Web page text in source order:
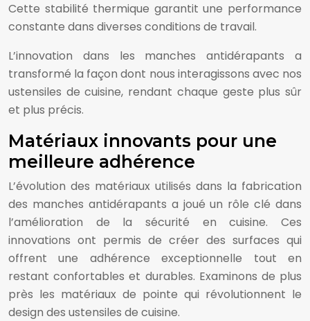
Cette stabilité thermique garantit une performance
constante dans diverses conditions de travail.
L’innovation dans les manches antidérapants a
transformé la façon dont nous interagissons avec nos
ustensiles de cuisine, rendant chaque geste plus sûr
et plus précis.
Matériaux innovants pour une
meilleure adhérence
L’évolution des matériaux utilisés dans la fabrication
des manches antidérapants a joué un rôle clé dans
l’amélioration de la sécurité en cuisine. Ces
innovations ont permis de créer des surfaces qui
offrent une adhérence exceptionnelle tout en
restant confortables et durables. Examinons de plus
près les matériaux de pointe qui révolutionnent le
design des ustensiles de cuisine.